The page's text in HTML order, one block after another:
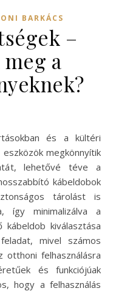
BARKÁCS
–
a
megkönnyítik
lehetővé téve a
kábeldobok
tárolást is
így minimalizálva a
kábeldob kiválasztása
mivel számos
otthoni felhasználásra
és funkciójúak
hogy a felhasználás